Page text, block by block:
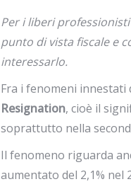
Per i liberi
punto di vista fiscale e
interessarlo.
Fra i fenomeni innestati
Resignation, cioè il
soprattutto nella
Il fenomeno riguarda
aumentato del 2,1% nel